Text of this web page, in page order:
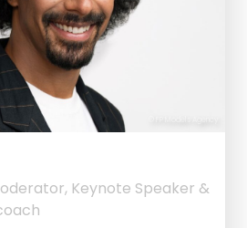
Keynote Speaker &